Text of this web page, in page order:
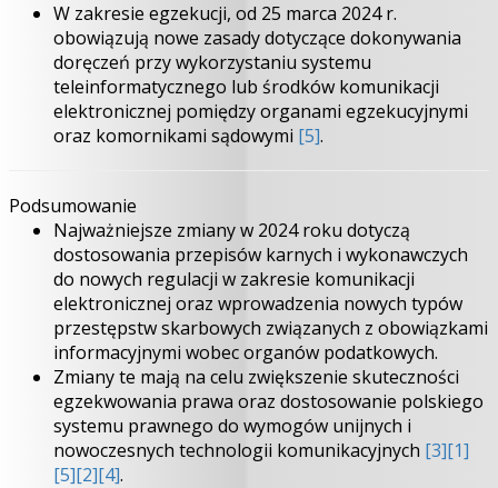
W zakresie egzekucji, od 25 marca 2024 r.
obowiązują nowe zasady dotyczące dokonywania
doręczeń przy wykorzystaniu systemu
teleinformatycznego lub środków komunikacji
elektronicznej pomiędzy organami egzekucyjnymi
oraz komornikami sądowymi [5].
Podsumowanie
Najważniejsze zmiany w 2024 roku dotyczą
dostosowania przepisów karnych i wykonawczych
do nowych regulacji w zakresie komunikacji
elektronicznej oraz wprowadzenia nowych typów
przestępstw skarbowych związanych z obowiązkami
informacyjnymi wobec organów podatkowych.
Zmiany te mają na celu zwiększenie skuteczności
egzekwowania prawa oraz dostosowanie polskiego
systemu prawnego do wymogów unijnych i
nowoczesnych technologii komunikacyjnych [3][1]
[5][2][4].